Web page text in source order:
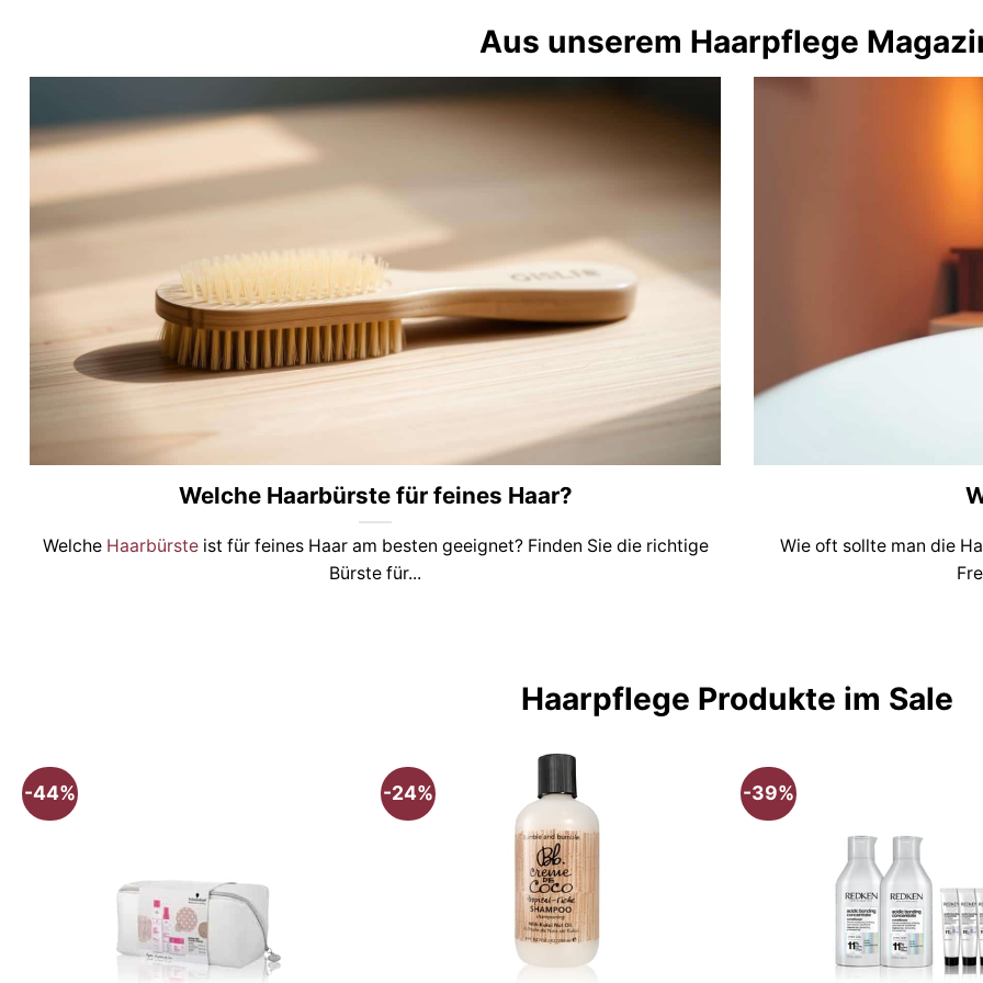
Aus unserem Haarpflege
Welche Haarbürste für feines Haar?
Welche Haarbürsteist für feines Haar am besten geeignet? Finden Sie die richtige
Bürste für...
Wie oft sollte man die
Haarpflege Produkte im Sale
-44% -24% -39%